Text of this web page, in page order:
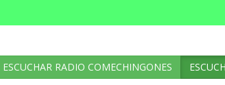
ESCUCHAR RADIO COMECHINGONES